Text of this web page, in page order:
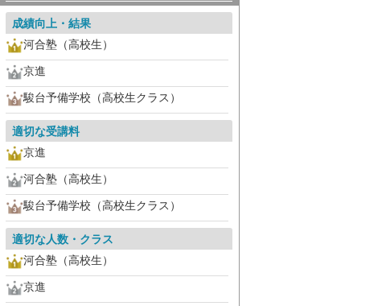
成績向上・結果
河合塾（高校生）
京進
駿台予備学校（高校生クラス）
適切な受講料
京進
河合塾（高校生）
駿台予備学校（高校生クラス）
適切な人数・クラス
河合塾（高校生）
京進